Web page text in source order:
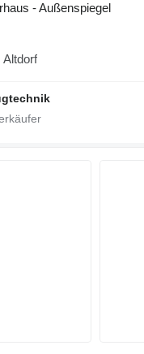
- Außenspiegel
Altdorf